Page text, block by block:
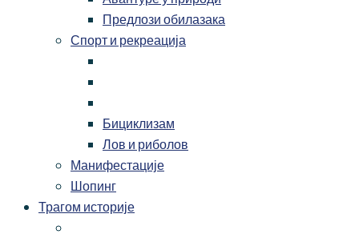
Предлози обилазака
Спорт и рекреација
Бициклизам
Лов и риболов
Манифестације
Шопинг
Трагом историје